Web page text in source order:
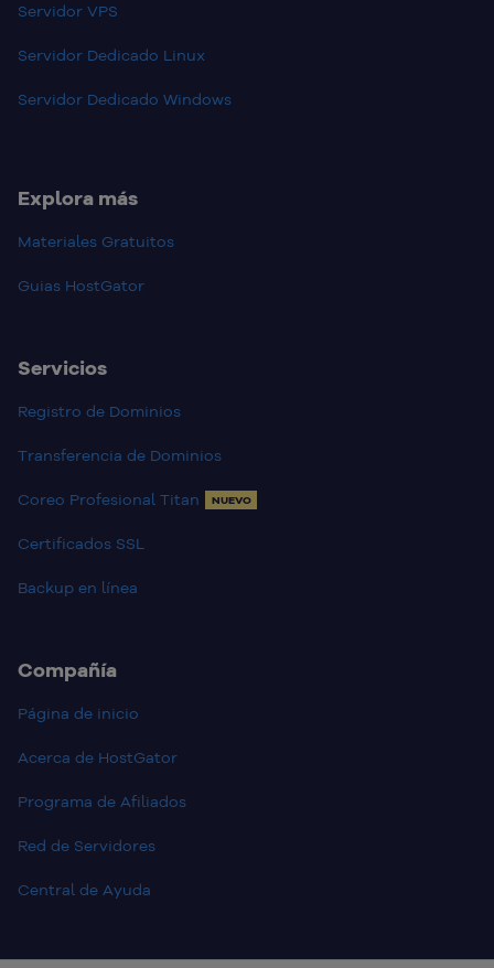
Servidor VPS
Servidor Dedicado Linux
Servidor Dedicado Windows
Explora más
Materiales Gratuitos
Guias HostGator
Servicios
Registro de Dominios
Transferencia de Dominios
Coreo Profesional Titan NUEVO
Certificados SSL
Backup en línea
Compañía
Página de inicio
Acerca de HostGator
Programa de Afiliados
Red de Servidores
Central de Ayuda